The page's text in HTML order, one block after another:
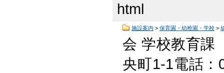
html
施設案内 > 保育園・幼稚園・学校>
会 学校教育
央町1-1電話